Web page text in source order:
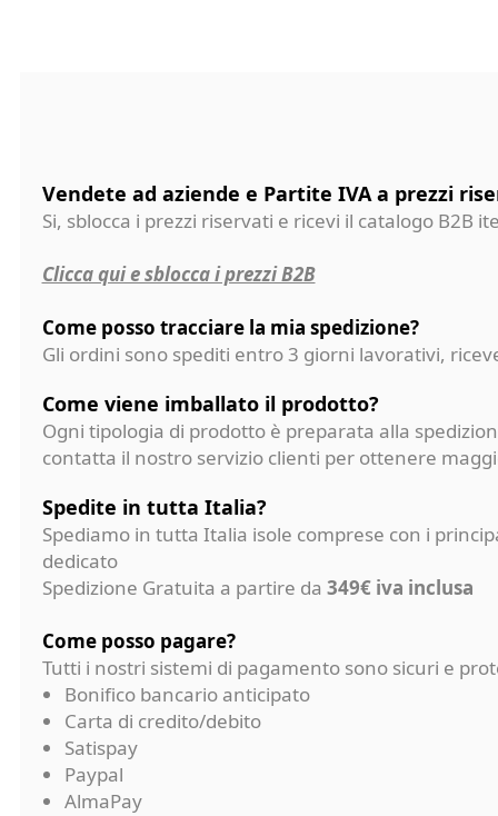
Vendete ad aziende e Partite IVA a prezzi
Si, sblocca i prezzi riservati e ricevi il catalogo B2B
Clicca qui e sblocca i prezzi B2B
Come posso tracciare la mia spedizione?
Gli ordini sono spediti entro 3 giorni lavorativi,
Come viene imballato il prodotto?
Ogni tipologia di prodotto è preparata alla
contatta il nostro servizio clienti per ottenere
Spedite in tutta Italia?
Spediamo in tutta Italia isole comprese con i
dedicato
Spedizione Gratuita a partire da 349€ iva inclusa
Come posso pagare?
Tutti i nostri sistemi di pagamento sono sicuri e
Bonifico bancario anticipato
Carta di credito/debito
Satispay
Paypal
AlmaPay